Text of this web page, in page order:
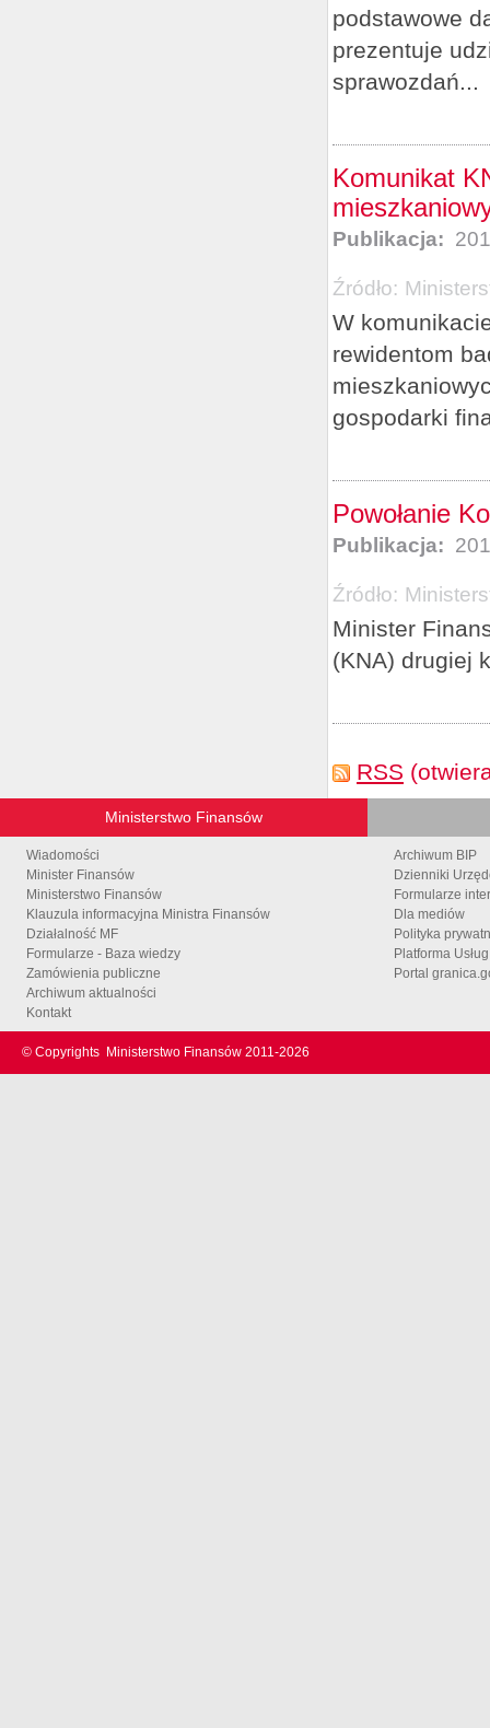
podstawowe
prezentuje
sprawozdań...
Komunikat
Publikacja:
Źródło:
W
rewidentom
gospodarki
Powołanie
Publikacja:
Źródło:
Minister
(KNA) drugiej
RSS
Ministerstwo Finansów
Wiadomości
Minister Finansów
Ministerstwo Finansów
Klauzula informacyjna Ministra Finansów
Działalność MF
Formularze - Baza wiedzy
Zamówienia publiczne
Archiwum aktualności
Kontakt
Archiwum BIP
Dzienniki
Formularze
Dla mediów
Polityka
Platforma
Portal
© Copyrights Ministerstwo Finansów 2011-2026